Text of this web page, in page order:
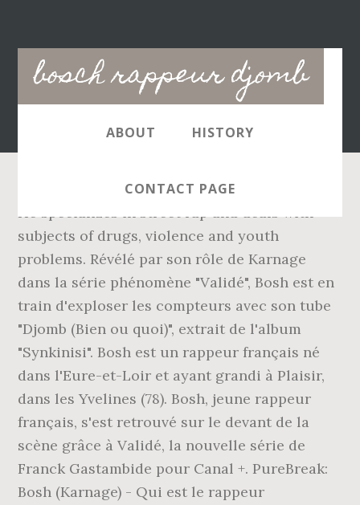
bosch rappeur djomb
Main
navigation
ABOUT HISTORY
CONTACT PAGE
He specializes in street rap and deals with
subjects of drugs, violence and youth
problems. Révélé par son rôle de Karnage
dans la série phénomène "Validé", Bosh est en
train d'exploser les compteurs avec son tube
"Djomb (Bien ou quoi)", extrait de l'album
"Synkinisi". Bosh est un rappeur français né
dans l'Eure-et-Loir et ayant grandi à Plaisir,
dans les Yvelines (78). Bosh, jeune rappeur
français, s'est retrouvé sur le devant de la
scène grâce à Validé, la nouvelle série de
Franck Gastambide pour Canal +. PureBreak:
Bosh (Karnage) - Qui est le rappeur